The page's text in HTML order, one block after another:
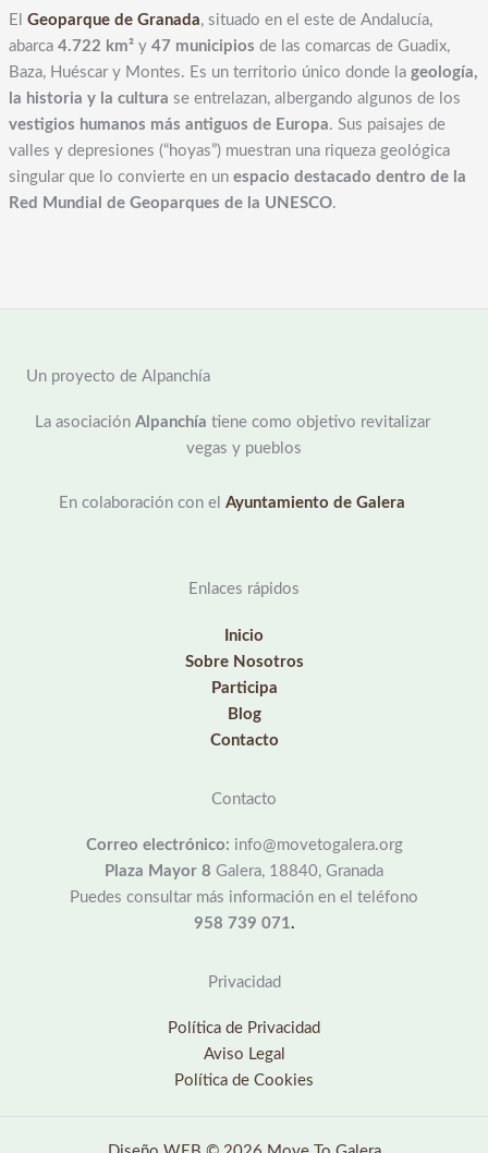
El Geoparque de Granada, situado en el este de Andalucía,
abarca 4.722 km²y 47 municipios de las comarcas de Guadix,
Baza, Huéscar y Montes. Es un territorio único donde la geología,
la historia y la cultura se entrelazan, albergando algunos de los
vestigios humanos más antiguos de Europa. Sus paisajes de
valles y depresiones (“hoyas”) muestran una riqueza geológica
singular que lo convierte en un espacio destacado dentro de la
Red Mundial de Geoparques de la UNESCO.
Un proyecto de Alpanchía
La asociación Alpanchía tiene como objetivo revitalizar
vegas y pueblos
En colaboración con elAyuntamiento de Galera
Enlaces rápidos
Inicio
Sobre Nosotros
Participa
Blog
Contacto
Contacto
Correo electrónico: info@movetogalera.org
Plaza Mayor 8 Galera, 18840, Granada
Puedes consultar más información en el teléfono
958 739 071.
Privacidad
Política de Privacidad
Aviso Legal
Política de Cookies